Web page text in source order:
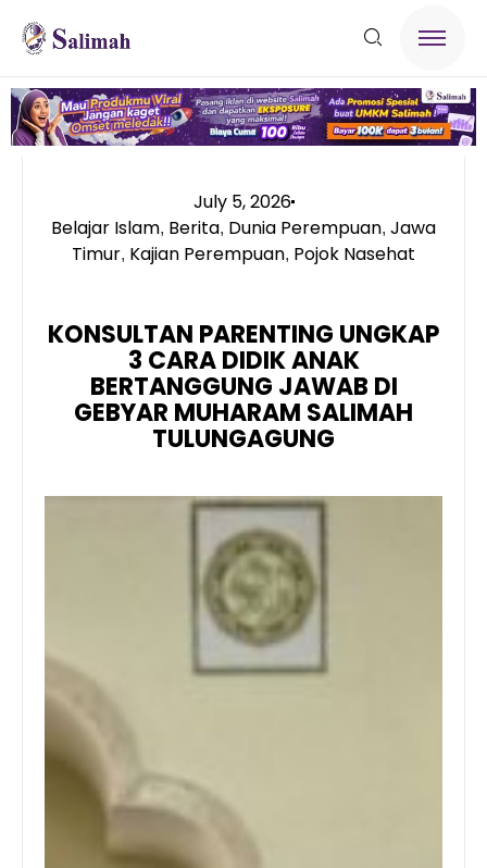
July 5, 2026
Belajar Islam, Berita, Dunia Perempuan, Jawa
Timur, Kajian Perempuan, Pojok Nasehat
KONSULTAN PARENTING UNGKAP
3 CARA DIDIK ANAK
BERTANGGUNG JAWAB DI
GEBYAR MUHARAM SALIMAH
TULUNGAGUNG